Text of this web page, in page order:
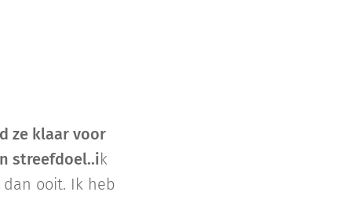
ze klaar voor
streefdoel..ik
ooit. Ik heb